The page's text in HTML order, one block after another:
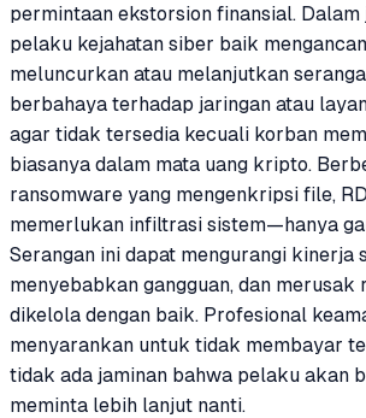
permintaan ekstorsion finansial. Dalam
pelaku kejahatan siber baik
meluncurkan atau melanjutkan
berbahaya terhadap jaringan atau
agar tidak tersedia kecuali korban
biasanya dalam mata uang kripto.
ransomware yang mengenkripsi file,
memerlukan infiltrasi sistem—hanya
Serangan ini dapat mengurangi kinerja
menyebabkan gangguan, dan
dikelola dengan baik. Profesional
menyarankan untuk tidak membayar
tidak ada jaminan bahwa pelaku akan
meminta lebih lanjut nanti.